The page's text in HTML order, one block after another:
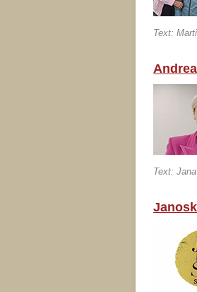
Text:
Text: